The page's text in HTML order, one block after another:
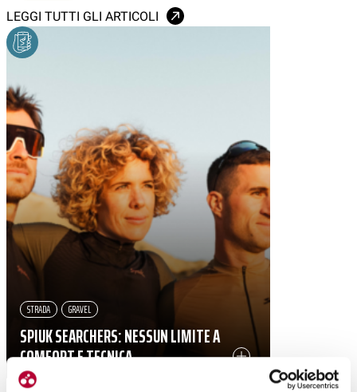
LEGGI TUTTI GLI ARTICOLI
STRADA GRAVEL
SPIUK SEARCHERS: NESSUN LIMITE A
COMFORT E TECNICA